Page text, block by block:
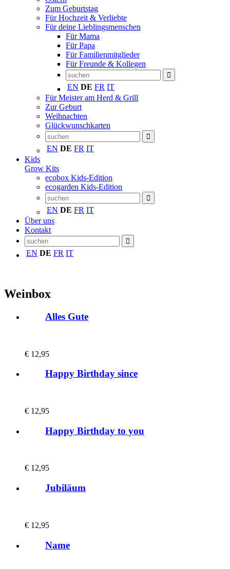
Zum Geburtstag
Für Hochzeit & Verliebte
Für deine Lieblingsmenschen
Für Mama
Für Papa
Für Familienmitglieder
Für Freunde & Kollegen
EN DE FR IT
Für Meister am Herd & Grill
Zur Geburt
Weihnachten
Glückwunschkarten
EN DE FR IT
Kids
Grow Kits
ecobox Kids-Edition
ecogarden Kids-Edition
EN DE FR IT
Über uns
Kontakt
EN DE FR IT
Weinbox
Alles Gute
€ 12,95
Happy Birthday since
€ 12,95
Happy Birthday to you
€ 12,95
Jubiläum
€ 12,95
Name